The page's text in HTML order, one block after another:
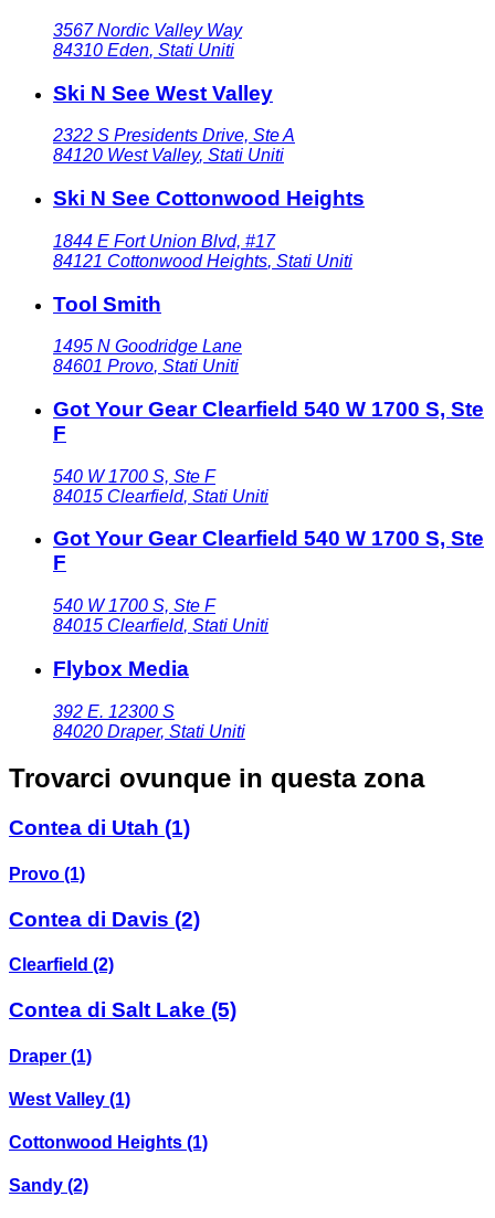
3567 Nordic Valley Way
84310 Eden, Stati Uniti
Ski N See West Valley
2322 S Presidents Drive, Ste A
84120 West Valley, Stati Uniti
Ski N See Cottonwood Heights
1844 E Fort Union Blvd, #17
84121 Cottonwood Heights, Stati Uniti
Tool Smith
1495 N Goodridge Lane
84601 Provo, Stati Uniti
Got Your Gear Clearfield 540 W 1700 S, Ste
F
540 W 1700 S, Ste F
84015 Clearfield, Stati Uniti
Got Your Gear Clearfield 540 W 1700 S, Ste
F
540 W 1700 S, Ste F
84015 Clearfield, Stati Uniti
Flybox Media
392 E. 12300 S
84020 Draper, Stati Uniti
Trovarci ovunque in questa zona
Contea di Utah (1)
Provo (1)
Contea di Davis (2)
Clearfield (2)
Contea di Salt Lake (5)
Draper (1)
West Valley (1)
Cottonwood Heights (1)
Sandy (2)